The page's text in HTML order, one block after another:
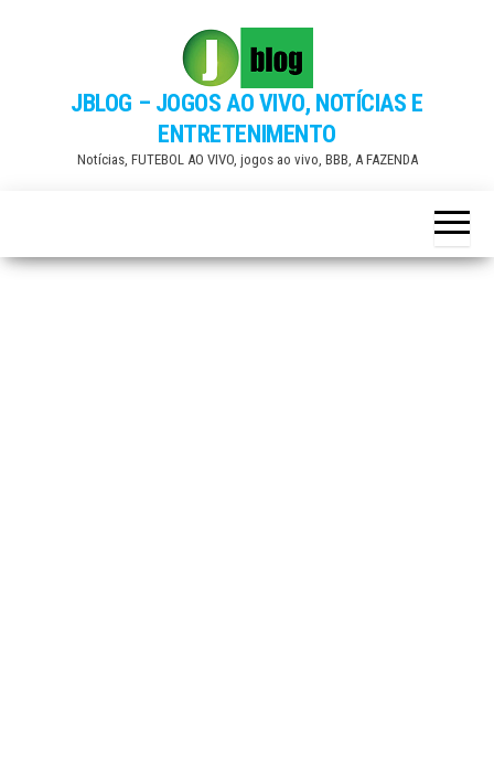
JBLOG – JOGOS AO VIVO, NOTÍCIAS E
ENTRETENIMENTO
Notícias, FUTEBOL AO VIVO, jogos ao vivo, BBB, A FAZENDA